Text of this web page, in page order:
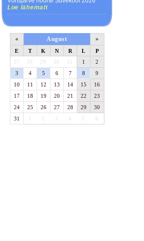
Loe lähemalt
« August »
E T K N R L
P
27
28 29 30 31 1
2
3
4 5 6 7 8
9
10
11 12 13 14 15
16
17
18 19 20 21 22
23
24
25 26 27 28 29
30
31
1 3 4 5 6